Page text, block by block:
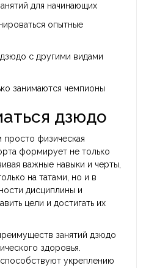
для начинающих
опытные
с другими видами
занимаются чемпионы
дзюдо
физическая
формирует не только
важные навыки и черты,
на татами, но и в
дисциплины и
цели и достигать их
занятий дзюдо
здоровья.
укреплению